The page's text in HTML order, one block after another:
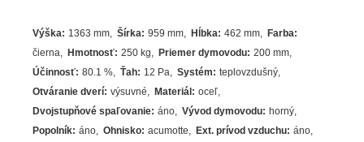
Výška: 1363 mm Šírka: 959 mm Hĺbka: 462 mm Farba:
čierna
Hmotnosť: 250 kg Priemer dymovodu: 200 mm
Účinnosť: 80.1% Ťah: 12 Pa Systém: teplovzdušný
Otváranie dverí: výsuvné Materiál : oceľ
Dvojstupňové spaľovanie: áno Vývod dymovodu: horný
Popolník: áno Ohnisko: acumotte Ext. prívod vzduchu: áno